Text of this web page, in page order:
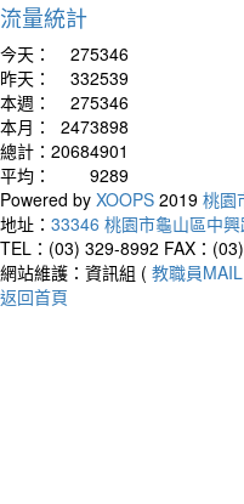
流量統計
今天：
275346
昨天：
332539
本週：
275346
本月：
2473898
總計： 20684901
平均：
9289
Powered by XOOPS 2019 桃園
地址： 33346 桃園市龜山區中
TEL：(03) 329-8992 FAX：
網站維護：資訊組 ( 教職員MAIL
返回首頁